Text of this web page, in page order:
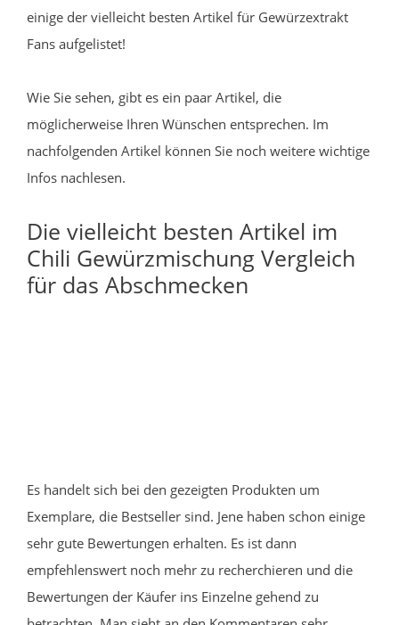
einige der vielleicht besten Artikel für Gewürzextrakt
Fans aufgelistet!
Wie Sie sehen, gibt es ein paar Artikel, die
möglicherweise Ihren Wünschen entsprechen. Im
nachfolgenden Artikel können Sie noch weitere wichtige
Infos nachlesen.
Die vielleicht besten Artikel im
Chili Gewürzmischung Vergleich
für das Abschmecken
Es handelt sich bei den gezeigten Produkten um
Exemplare, die Bestseller sind. Jene haben schon einige
sehr gute Bewertungen erhalten. Es ist dann
empfehlenswert noch mehr zu recherchieren und die
Bewertungen der Käufer ins Einzelne gehend zu